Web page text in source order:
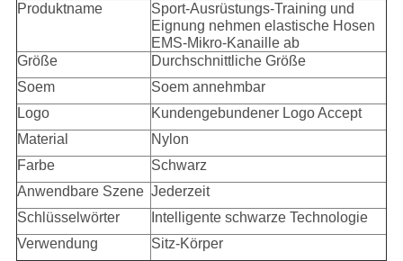
Produktname
Sport-Ausrüstungs-Training und
Eignung nehmen elastische Hosen
EMS-Mikro-Kanaille ab
Größe
Durchschnittliche Größe
Soem
Soem annehmbar
Logo
Kundengebundener Logo Accept
Material
Nylon
Farbe
Schwarz
Anwendbare Szene Jederzeit
Schlüsselwörter
Intelligente schwarze Technologie
Verwendung
Sitz-Körper